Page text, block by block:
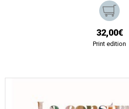
32,00€
Print edition